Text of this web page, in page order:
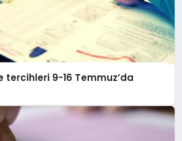
tercihleri 9-16 Temmuz’da